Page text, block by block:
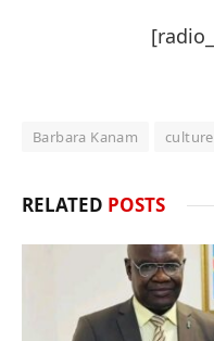
Barbara Kanam culture
RELATED POSTS